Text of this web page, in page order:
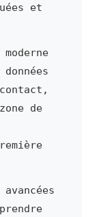
et
de